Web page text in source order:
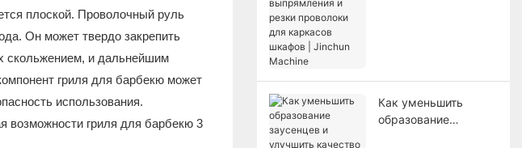
плоской. Проволочный руль
Он может твердо закрепить
скольжением, и дальнейшим
гриля для барбекю может
использования.
Как уменьшить
образование